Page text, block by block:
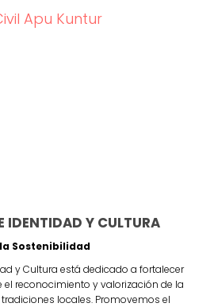
Apu Kuntur
IDENTIDAD Y CULTURA
Sostenibilidad
y Cultura está dedicado a fortalecer
reconocimiento y valorización de la
locales. Promovemos el